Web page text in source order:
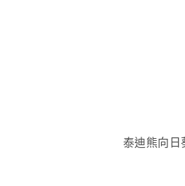
泰迪熊向日